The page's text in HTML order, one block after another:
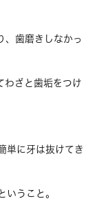
、歯磨きしなかっ
わざと歯垢をつけ
単に牙は抜けてき
いうこと。